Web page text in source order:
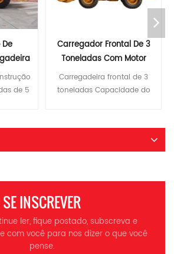
De 3
de 3
do
kW
direção,
5.ar
Carregador De Roda De 5
Toneladas Com 3
Capacidade De Balde
Cúbica
Máquinas de construção de
5 toneladas 3 carregador de
operacional: 17100 kg Poder
ITQ958 Especificações Peso
nominal 5.000 kg
Capacidade do balde 3 mâ³
Comprimento total 7950
mm Largura geral 2870 mm
Altura geral 3500 mm
SE INSCREVER
ler, fique postado, subscreva e
com você para nos dizer o que você
pense.